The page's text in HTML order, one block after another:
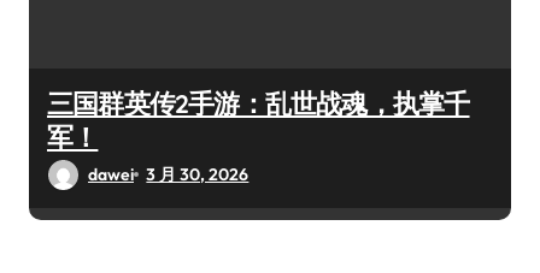
三国群英传2手游：乱世战魂，执掌千
军！
dawei 3 月 30, 2026